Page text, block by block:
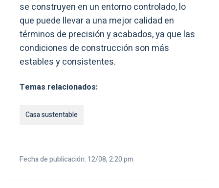
se construyen en un entorno controlado, lo
que puede llevar a una mejor calidad en
términos de precisión y acabados, ya que las
condiciones de construcción son más
estables y consistentes.
Temas relacionados:
Casa sustentable
Fecha de publicación: 12/08, 2:20 pm